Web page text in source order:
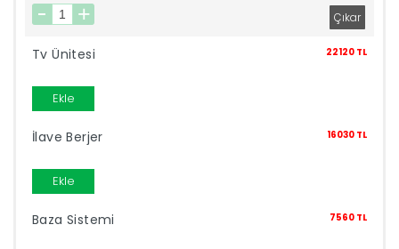
Destek
Merkezi
740
5500
Showroomlarımız
Sipariş
Takibi
Üye
Tv Ünitesi 22120 TL
Ekle
İlave Berjer 16030 TL
Ekle
Baza Sistemi 7560 TL